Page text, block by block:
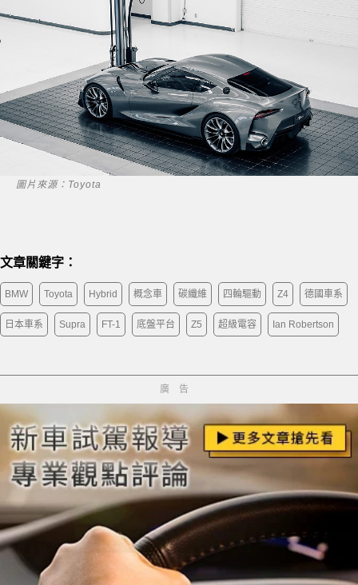
圖片來源：Toyota
文章關鍵字：
BMW Toyota Hybrid 概念車 碳纖維 四輪驅動 Z4 德國車系
日本車系 Supra FT-1 底盤平台 Z5 超級電容 Ian Robertson
廣告